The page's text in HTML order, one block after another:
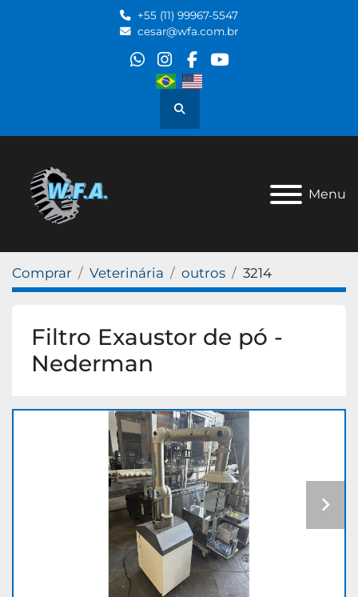
+55 (11) 99967-5547
cesar@wfa.com.br
whatsapp
instagram
facebook
youtube
Pesquisar
Menu
Comprar Veterinária outros 3214
Filtro Exaustor de pó -
Nederman